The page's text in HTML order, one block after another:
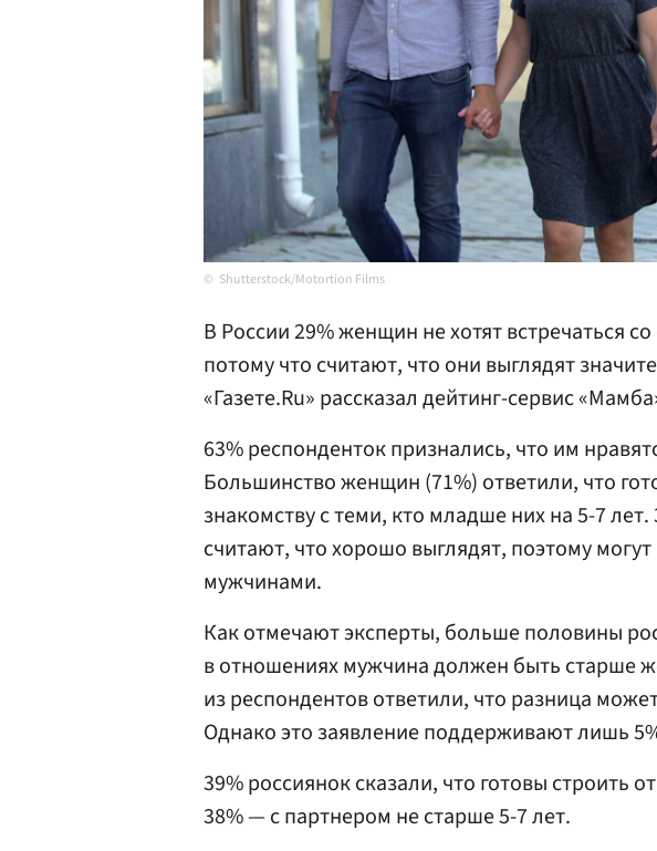
Shutterstock/Motortion Films
В России 29% женщин не хотят встречаться
потому что считают, что они выглядят
«Газете.Ru» рассказал дейтинг-сервис
63% респонденток признались, что им
Большинство женщин (71%) ответили, что
знакомству с теми, кто младше них на 5-7
считают, что хорошо выглядят, поэтому
мужчинами.
Как отмечают эксперты, больше половины
в отношениях мужчина должен быть старше
из респондентов ответили, что разница
Однако это заявление поддерживают лишь
39% россиянок сказали, что готовы строить
38% — с партнером не старше 5-7 лет.